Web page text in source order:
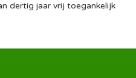
dertig jaar vrij toegankelijk